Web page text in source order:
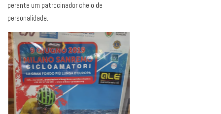
perante um patrocinador cheio de
personalidade.